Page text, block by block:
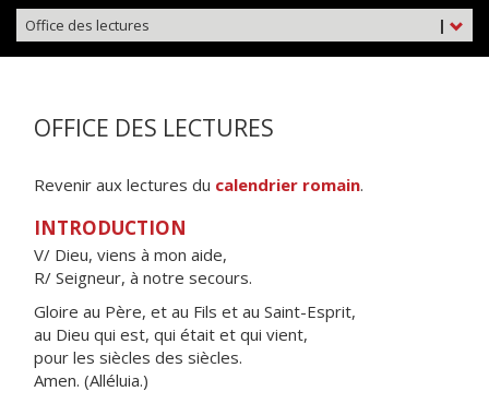
|
Office des lectures
OFFICE DES LECTURES
Revenir aux lectures du calendrier romain.
INTRODUCTION
V/ Dieu, viens à mon aide,
R/ Seigneur, à notre secours.
Gloire au Père, et au Fils et au Saint-Esprit,
au Dieu qui est, qui était et qui vient,
pour les siècles des siècles.
Amen. (Alléluia.)